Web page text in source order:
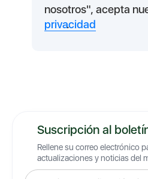
nosotros", acepta
privacidad
.
Suscripción al
Rellene su correo electrónico
actualizaciones y noticias del